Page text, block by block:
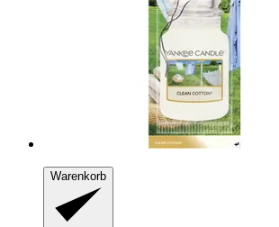
Warenkorb